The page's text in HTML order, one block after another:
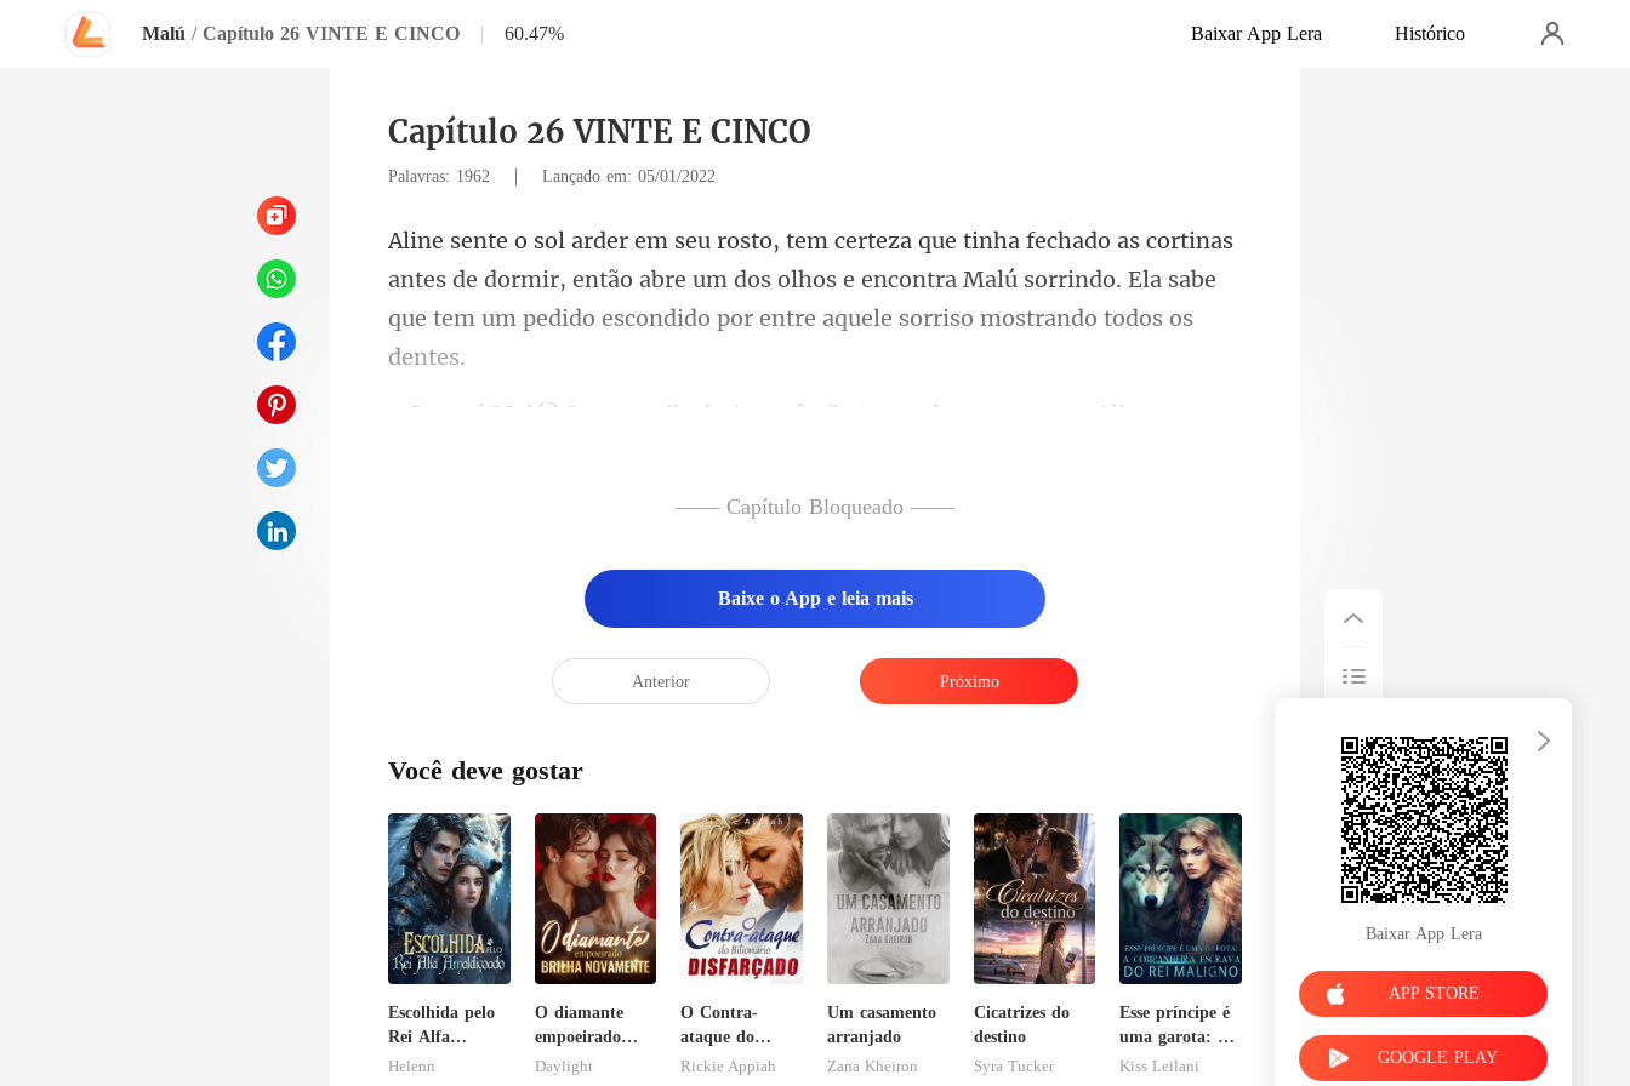
Malú / Capítulo 26 VINTE E CINCO | 60.47% Baixar App Lera Histórico
Capítulo 26 VINTE E CINCO
Palavras: 1962 | Lançado em: 05/01/2022
s
antes de dormir, então abre um dos olhos e encontra Malú sorrindo. Ela sabe
não tem aula – resmunga Aline
—— Capítulo Bloqueado ——
Baixe o App e leia mais
Anterior Próximo
Você deve gostar
Escolhida pelo
Rei Alfa
Amaldiçoado
Helenn
O diamante
empoeirado
brilha
Daylight
O Contra-
ataque do
Bilionário
Rickie Appiah
Um casamento
arranjado
Zana Kheiron
Cicatrizes do
destino
Syra Tucker
Esse príncipe é
uma garota: A
companheira
Kiss Leilani
Baixar App Lera
APP STORE
GOOGLE PLAY